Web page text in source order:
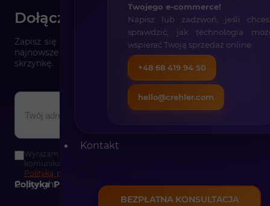
Twojego e-commerce!
Napisz lub zadzwoń, jeśli
sprawdzić, jak technologia
wspierać Twoją sprzedaż online.
+48 68 419 94 50
hello@crehler.com
Kontakt
BEZPŁATNA KONSULTACJA
Dołącz do newslettera
Zapisz się do naszego newslettera i otrzymuj raz w
najnowsze informacje ze świata e-commerce prosto na
skrzynkę.
Wyrażam zgodę na otrzymywanie informacji handlowych
komunikacji elektronicznej wysyłanymi przez crehler.com
Polityką prywatności
Polityka Prywatności i Plików Cookie
Copyright © 2026